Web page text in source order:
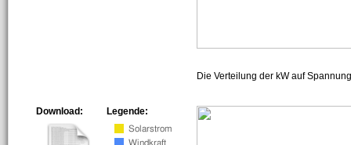
Die Verteilung der kW auf
Legende:
Download: